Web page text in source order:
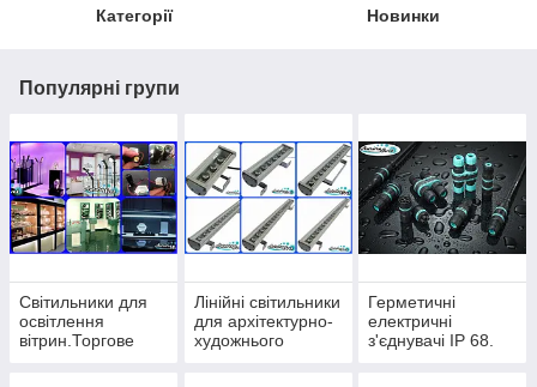
Категорії Новинки
Популярні групи
Світильники для
освітлення
вітрин.Торгове
Лінійні світильники
для архітектурно-
художнього
Герметичні
електричні
з'єднувачі IP 68.